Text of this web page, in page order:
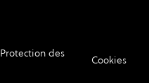
Protection des
Cookies